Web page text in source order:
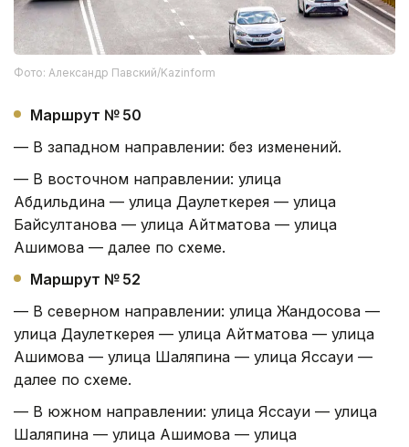
Фото: Александр Павский/Kazinform
Маршрут № 50
— В западном направлении: без изменений.
— В восточном направлении: улица
Абдильдина — улица Даулеткерея — улица
Байсултанова — улица Айтматова — улица
Ашимова — далее по схеме.
Маршрут № 52
— В северном направлении: улица Жандосова —
улица Даулеткерея — улица Айтматова — улица
Ашимова — улица Шаляпина — улица Яссауи —
далее по схеме.
— В южном направлении: улица Яссауи — улица
Шаляпина — улица Ашимова — улица